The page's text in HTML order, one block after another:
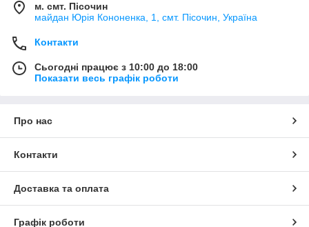
м. смт. Пісочин
майдан Юрія Кононенка, 1, смт. Пісочин, Україна
Контакти
Сьогодні працює з 10:00 до 18:00
Показати весь графік роботи
Про нас
Контакти
Доставка та оплата
Графік роботи